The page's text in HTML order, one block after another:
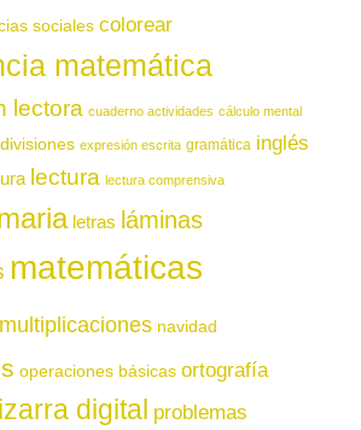
sociales colorear
matemática
lectora cuaderno actividades cálculo mental
divisiones expresión escrita gramática inglés
lectura lectura comprensiva
letras láminas
matemáticas
multiplicaciones navidad
operaciones básicas ortografía
digital problemas